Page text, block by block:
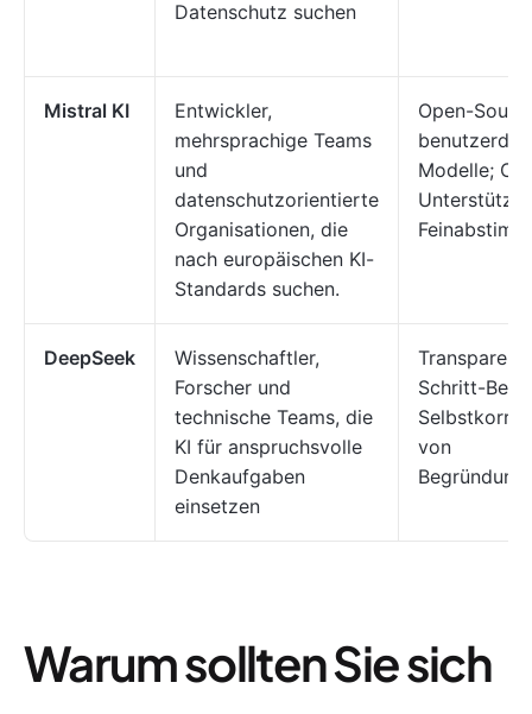
Datenschutz suchen
Mistral KI
Entwickler,
mehrsprachige Teams
und
datenschutzorientierte
Organisationen, die
nach europäischen KI-
Standards suchen.
Open-
Modelle;
DeepSeek
Wissenschaftler,
Forscher und
technische Teams, die
KI für anspruchsvolle
Denkaufgaben
einsetzen
Schritt-
von
Warum sollten Sie sich